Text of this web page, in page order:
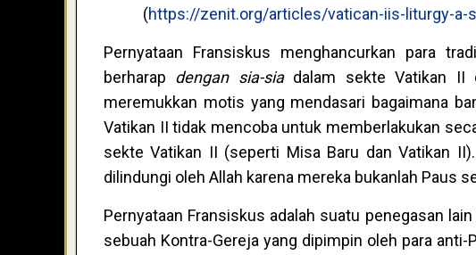
(https://zenit.org/articles/vatican-iis-liturgy-
Pernyataan Fransiskus menghancurkan para
berharap dengan sia-siadalam sekte Vatikan II
meremukkan motis yang mendasari bagaimana
Vatikan II tidak mencoba untuk memberlakukan
sekte Vatikan II (seperti Misa Baru dan Vatikan
dilindungi oleh Allah karena mereka bukanlah Paus
Pernyataan Fransiskus adalah suatu penegasan
sebuah Kontra-Gereja yang dipimpin oleh para